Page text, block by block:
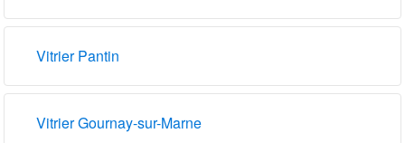
Vitrier Pantin
Vitrier Gournay-sur-Marne